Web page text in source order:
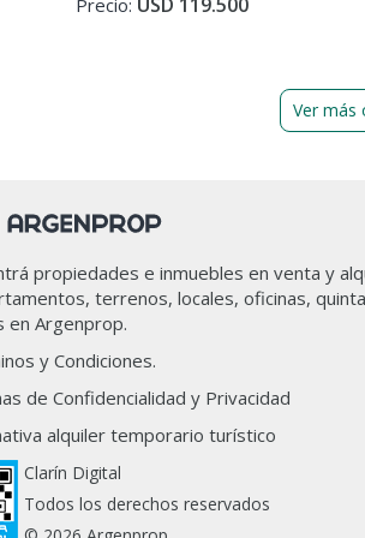
En cumplimiento de las leyes
registrado ante el INPI y
inmobiliario Mariano Luis Prada,
presente publicación describe las
debiéndose consultar al corredor
operación por la eventual
arquitectónicas y funcionales,
precios y demás información,
Ver más
propiedades e inmuebles en venta y
terrenos, locales, oficinas,
en Argenprop.
y Condiciones.
de Confidencialidad y Privacidad
alquiler temporario turístico
Clarín Digital
Todos los derechos reservados